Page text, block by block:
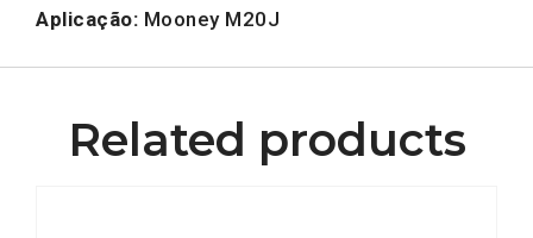
Aplicação: Mooney M20J
Related products